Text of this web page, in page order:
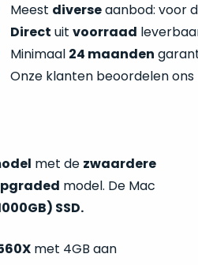
Meest diverseaanbod: voor
Direct uit voorraad
Minimaal 24 maanden
Onze klanten beoordelen
met de zwaardere
model. De Mac
SSD.
met 4GB aan